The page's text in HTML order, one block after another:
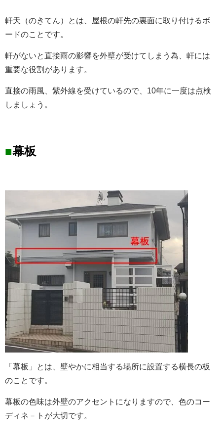
軒天 （のきてん）とは、屋根の軒先の裏面に取り付けるボ
ードのことです。
軒がないと直接雨の影響を外壁が受けてしまう為、軒には
重要な役割があります。
直接の雨風、紫外線を受けているので、10年に一度は点検
しましょう。
■幕板
「幕板」とは 、壁やかに相当する場所に設置する横長の板
のことです。
幕板の色味は外壁のアクセントになりますので、色のコー
ディネ－トが大切です。